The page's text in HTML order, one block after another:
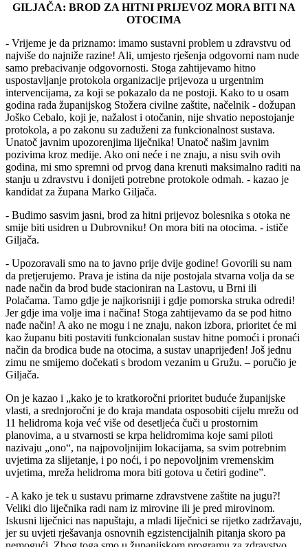
GILJAČA: BROD ZA HITNI PRIJEVOZ MORA BITI NA
OTOCIMA
- Vrijeme je da priznamo: imamo sustavni problem u zdravstvu od
najviše do najniže razine! Ali, umjesto rješenja odgovorni nam nude
samo prebacivanje odgovornosti. Stoga zahtijevamo hitno
uspostavljanje protokola organizacije prijevoza u urgentnim
intervencijama, za koji se pokazalo da ne postoji. Kako to u osam
godina rada županijskog Stožera civilne zaštite, načelnik - dožupan
Joško Cebalo, koji je, nažalost i otočanin, nije shvatio nepostojanje
protokola, a po zakonu su zaduženi za funkcionalnost sustava.
Unatoč javnim upozorenjima liječnika! Unatoč našim javnim
pozivima kroz medije. Ako oni neće i ne znaju, a nisu svih ovih
godina, mi smo spremni od prvog dana krenuti maksimalno raditi na
stanju u zdravstvu i donijeti potrebne protokole odmah. - kazao je
kandidat za župana Marko Giljača.
- Budimo sasvim jasni, brod za hitni prijevoz bolesnika s otoka ne
smije biti usidren u Dubrovniku! On mora biti na otocima. - ističe
Giljača.
- Upozoravali smo na to javno prije dvije godine! Govorili su nam
da pretjerujemo. Prava je istina da nije postojala stvarna volja da se
nađe način da brod bude stacioniran na Lastovu, u Brni ili
Polačama. Tamo gdje je najkorisniji i gdje pomorska struka odredi!
Jer gdje ima volje ima i načina! Stoga zahtijevamo da se pod hitno
nađe način! A ako ne mogu i ne znaju, nakon izbora, prioritet će mi
kao županu biti postaviti funkcionalan sustav hitne pomoći i pronaći
način da brodica bude na otocima, a sustav unaprijeđen! Još jednu
zimu ne smijemo dočekati s brodom vezanim u Gružu. – poručio je
Giljača.
On je kazao i „kako je to kratkoročni prioritet buduće županijske
vlasti, a srednjoročni je do kraja mandata osposobiti cijelu mrežu od
11 helidroma koja već više od desetljeća čuči u prostornim
planovima, a u stvarnosti se krpa helidromima koje sami piloti
nazivaju „ono“, na najpovoljnijim lokacijama, sa svim potrebnim
uvjetima za slijetanje, i po noći, i po nepovoljnim vremenskim
uvjetima, mreža helidroma mora biti gotova u četiri godine”.
- A kako je tek u sustavu primarne zdravstvene zaštite na jugu?!
Veliki dio liječnika radi nam iz mirovine ili je pred mirovinom.
Iskusni liječnici nas napuštaju, a mladi liječnici se rijetko zadržavaju,
jer su uvjeti rješavanja osnovnih egzistencijalnih pitanja skoro pa